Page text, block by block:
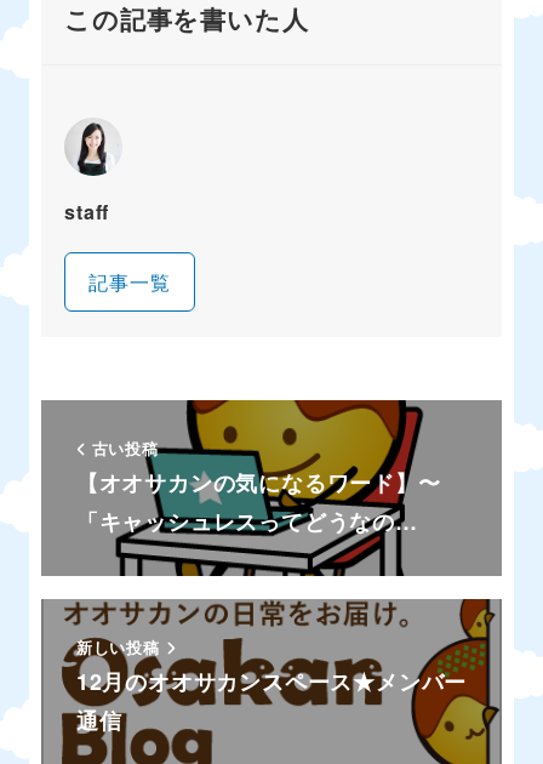
この記事を書いた人
staff
記事一覧
古い投稿
【オオサカンの気になるワード】〜
「キャッシュレスってどうなの…
新しい投稿
12月のオオサカンスペース★メンバー
通信